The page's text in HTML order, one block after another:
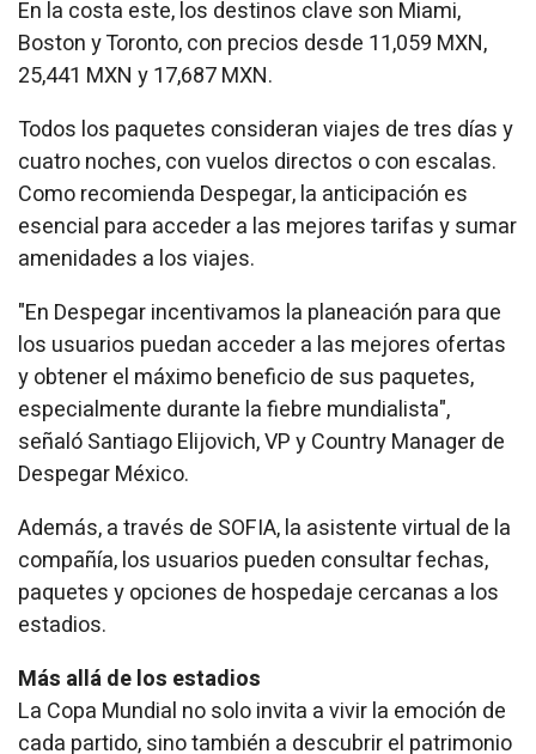
En la costa este, los destinos clave son Miami,
Boston y Toronto, con precios desde 11,059 MXN,
25,441 MXN y 17,687 MXN.
Todos los paquetes consideran viajes de tres días y
cuatro noches, con vuelos directos o con escalas.
Como recomienda Despegar, la anticipación es
esencial para acceder a las mejores tarifas y sumar
amenidades a los viajes.
"En Despegar incentivamos la planeación para que
los usuarios puedan acceder a las mejores ofertas
y obtener el máximo beneficio de sus paquetes,
especialmente durante la fiebre mundialista",
señaló Santiago Elijovich, VP y Country Manager de
Despegar México.
Además, a través de SOFIA, la asistente virtual de la
compañía, los usuarios pueden consultar fechas,
paquetes y opciones de hospedaje cercanas a los
estadios.
Más allá de los estadios
La Copa Mundial no solo invita a vivir la emoción de
cada partido, sino también a descubrir el patrimonio